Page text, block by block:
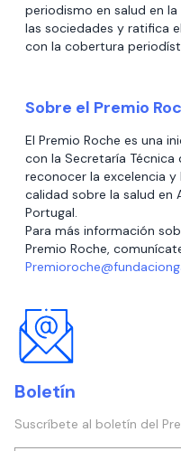
periodismo en salud en
las sociedades y ratifica
con la cobertura
Sobre el Premio
El Premio Roche es una
con la Secretaría Técnica
reconocer la excelencia
calidad sobre la salud en
Portugal.
Para más información
Premio Roche,
Boletín
Suscríbete al boletín del